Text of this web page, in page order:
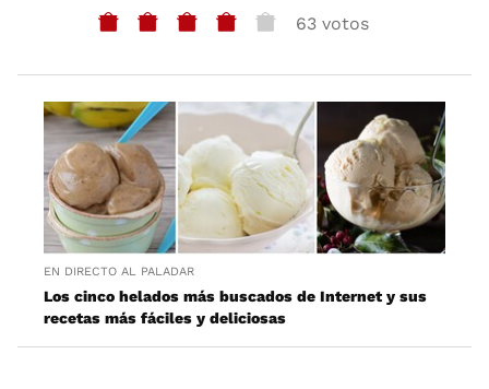
63 votos
EN DIRECTO AL PALADAR
Los cinco helados más buscados de Internet y sus
recetas más fáciles y deliciosas